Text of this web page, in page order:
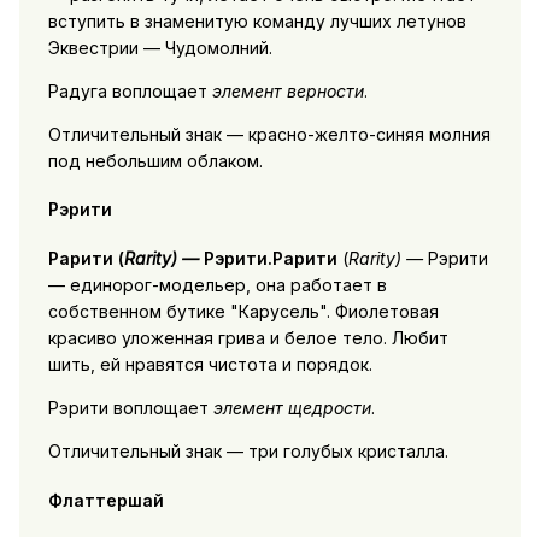
вступить в знаменитую команду лучших летунов
Эквестрии — Чудомолний.
Радуга воплощает элемент верности.
Отличительный знак — красно-желто-синяя молния
под небольшим облаком.
Рэрити
Рарити (Rarity) —Рэрити.Рарити (Rarity) —Рэрити
— единорог-модельер, она работает в
собственном бутике
Карусель . Фиолетовая
красиво уложенная грива и белое тело. Любит
шить, ей нравятся чистота и порядок.
Рэрити воплощает элемент щедрости.
Отличительный знак — три голубых кристалла.
Флаттершай